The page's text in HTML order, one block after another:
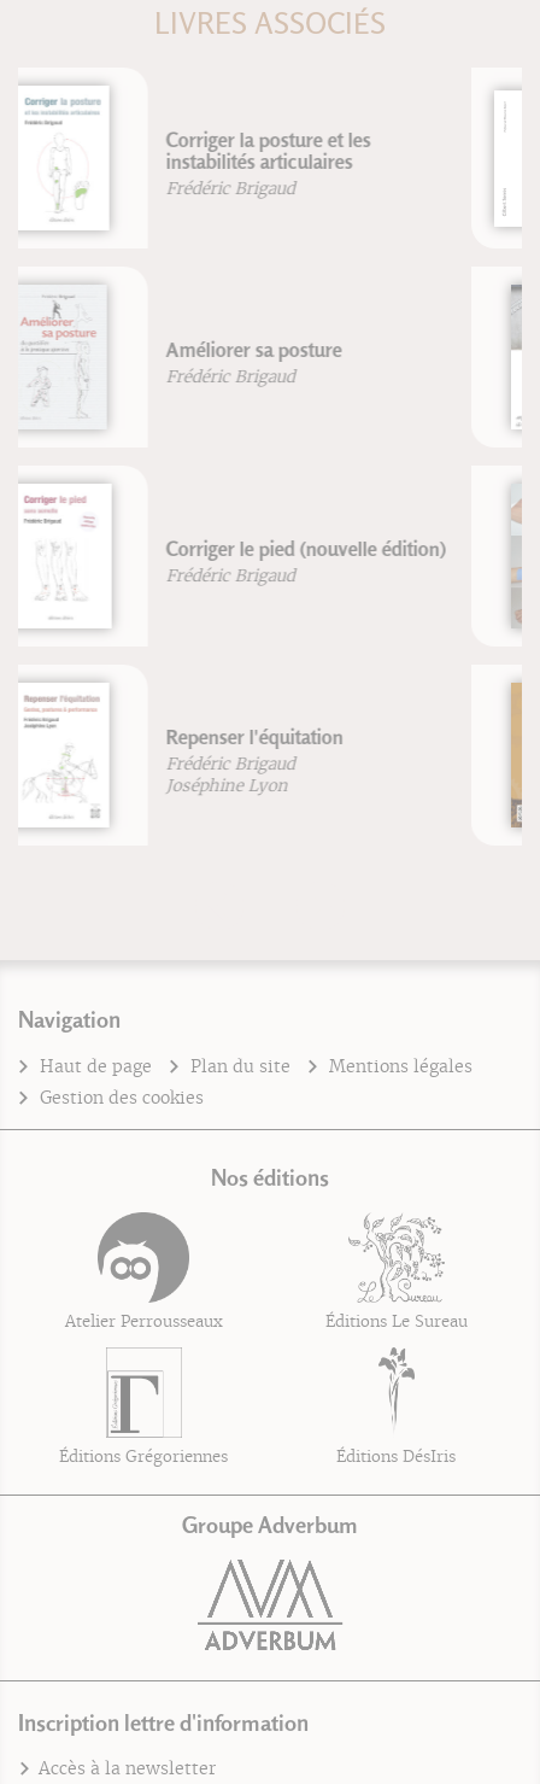
LIVRES ASSOCIÉS
Grands portés de pas de deux
Gilbert Serres
Bilan & perspectives Paris 2024
Eric Monnin
Georges Tirologos
Le strapping de terrain
Stéphane Morin
VTT EXERCICES
Jean-Paul Stéphan
Navigation
Haut de page Plan du site
Mentions légales
Gestion des cookies
Nos éditions
Atelier Perrousseaux Éditions Le Sureau
Éditions Grégoriennes Éditions DésIris
Groupe Adverbum
Inscription lettre d'information
Accès à la newsletter